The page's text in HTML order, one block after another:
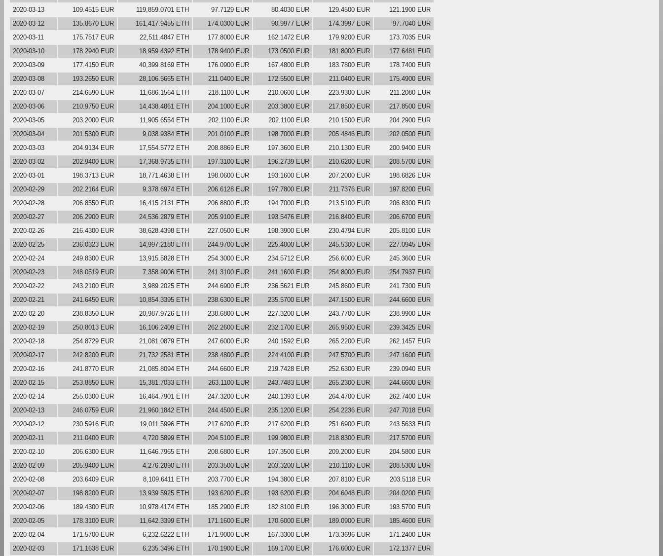
2020-03-13
109.4515 EUR 119,859.0701 ETH 97.7129 EUR 80.4030 EUR 129.4500 EUR
121.1900 EUR
2020-03-12
135.8670 EUR 161,417.9455 ETH 174.0300 EUR 90.9977 EUR 174.3997 EUR
97.7040 EUR
2020-03-11
175.7517 EUR 22,511.4847 ETH 177.8000 EUR 162.1472 EUR 179.9200 EUR
173.7035 EUR
2020-03-10
178.2940 EUR 18,959.4392 ETH 178.9400 EUR 173.0500 EUR 181.8000 EUR
177.6481 EUR
2020-03-09
177.4150 EUR 40,399.8169 ETH 176.0900 EUR 167.4800 EUR 183.7800 EUR
178.7400 EUR
2020-03-08
193.2650 EUR 28,106.5665 ETH 211.0400 EUR 172.5500 EUR 211.0400 EUR
175.4900 EUR
2020-03-07
214.6590 EUR 11,686.1564 ETH 218.1100 EUR 210.0600 EUR 223.9300 EUR
211.2080 EUR
2020-03-06
210.9750 EUR 14,438.4861 ETH 204.1000 EUR 203.3800 EUR 217.8500 EUR
217.8500 EUR
2020-03-05
203.2000 EUR 11,905.6554 ETH 202.1100 EUR 202.1100 EUR 210.1500 EUR
204.2900 EUR
2020-03-04
201.5300 EUR 9,038.9384 ETH 201.0100 EUR 198.7000 EUR 205.4846 EUR
202.0500 EUR
2020-03-03
204.9134 EUR 17,554.5772 ETH 208.8869 EUR 197.3600 EUR 210.1300 EUR
200.9400 EUR
2020-03-02
202.9400 EUR 17,368.9735 ETH 197.3100 EUR 196.2739 EUR 210.6200 EUR
208.5700 EUR
2020-03-01
198.3713 EUR 18,771.4638 ETH 198.0600 EUR 193.1600 EUR 207.2000 EUR
198.6826 EUR
2020-02-29
202.2164 EUR 9,378.6974 ETH 206.6128 EUR 197.7800 EUR 211.7376 EUR
197.8200 EUR
2020-02-28
206.8550 EUR 16,415.2131 ETH 206.8800 EUR 194.7000 EUR 213.5100 EUR
206.8300 EUR
2020-02-27
206.2900 EUR 24,536.2879 ETH 205.9100 EUR 193.5476 EUR 216.8400 EUR
206.6700 EUR
2020-02-26
216.4300 EUR 38,628.4398 ETH 227.0500 EUR 198.3900 EUR 230.4794 EUR
205.8100 EUR
2020-02-25
236.0323 EUR 14,997.2180 ETH 244.9700 EUR 225.4000 EUR 245.5300 EUR
227.0945 EUR
2020-02-24
249.8300 EUR 13,915.5828 ETH 254.3000 EUR 234.5712 EUR 256.6000 EUR
245.3600 EUR
2020-02-23
248.0519 EUR 7,358.9006 ETH 241.3100 EUR 241.1600 EUR 254.8000 EUR
254.7937 EUR
2020-02-22
243.2100 EUR 3,989.2025 ETH 244.6900 EUR 236.5621 EUR 245.8600 EUR
241.7300 EUR
2020-02-21
241.6450 EUR 10,854.3395 ETH 238.6300 EUR 235.5700 EUR 247.1500 EUR
244.6600 EUR
2020-02-20
238.8350 EUR 20,987.9726 ETH 238.6800 EUR 227.3200 EUR 243.7700 EUR
238.9900 EUR
2020-02-19
250.8013 EUR 16,106.2409 ETH 262.2600 EUR 232.1700 EUR 265.9500 EUR
239.3425 EUR
2020-02-18
254.8729 EUR 21,081.0879 ETH 247.6000 EUR 240.1592 EUR 265.2200 EUR
262.1457 EUR
2020-02-17
242.8200 EUR 21,732.2581 ETH 238.4800 EUR 224.4100 EUR 247.5700 EUR
247.1600 EUR
2020-02-16
241.8770 EUR 21,085.8094 ETH 244.6600 EUR 219.7428 EUR 252.6300 EUR
239.0940 EUR
2020-02-15
253.8850 EUR 15,381.7033 ETH 263.1100 EUR 243.7483 EUR 265.2300 EUR
244.6600 EUR
2020-02-14
255.0300 EUR 16,464.7901 ETH 247.3200 EUR 240.1393 EUR 264.4700 EUR
262.7400 EUR
2020-02-13
246.0759 EUR 21,960.1842 ETH 244.4500 EUR 235.1200 EUR 254.2236 EUR
247.7018 EUR
2020-02-12
230.5916 EUR 19,011.5996 ETH 217.6200 EUR 217.6200 EUR 251.6900 EUR
243.5633 EUR
2020-02-11
211.0400 EUR 4,720.5899 ETH 204.5100 EUR 199.9800 EUR 218.8300 EUR
217.5700 EUR
2020-02-10
206.6300 EUR 11,646.7965 ETH 208.6800 EUR 197.3500 EUR 209.2000 EUR
204.5800 EUR
2020-02-09
205.9400 EUR 4,276.2890 ETH 203.3500 EUR 203.3200 EUR 210.1100 EUR
208.5300 EUR
2020-02-08
203.6409 EUR 8,109.6411 ETH 203.7700 EUR 194.3800 EUR 207.8100 EUR
203.5118 EUR
2020-02-07
198.8200 EUR 13,939.5925 ETH 193.6200 EUR 193.6200 EUR 204.6048 EUR
204.0200 EUR
2020-02-06
189.4300 EUR 10,978.4174 ETH 185.2900 EUR 182.8100 EUR 196.3000 EUR
193.5700 EUR
2020-02-05
178.3100 EUR 11,642.3399 ETH 171.1600 EUR 170.6000 EUR 189.0900 EUR
185.4600 EUR
2020-02-04
171.5700 EUR 6,232.6222 ETH 171.9000 EUR 167.3300 EUR 173.3696 EUR
171.2400 EUR
2020-02-03
171.1638 EUR 6,235.3496 ETH 170.1900 EUR 169.1700 EUR 176.6000 EUR 172.1377 EUR